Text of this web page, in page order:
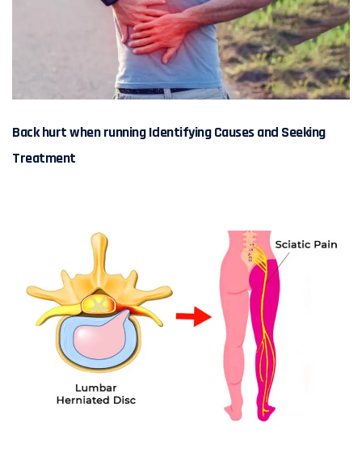
Back hurt when running Identifying Causes and Seeking
Treatment